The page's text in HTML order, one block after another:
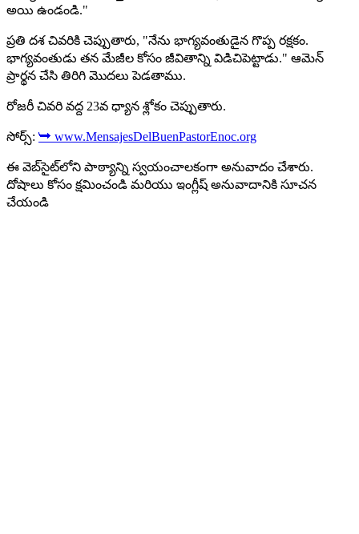
అయి ఉండండి."
ప్రతి దశ చివరికి చెప్పుతారు, "నేను భాగ్యవంతుడైన గొప్ప రక్షకం.
భాగ్యవంతుడు తన మేజీల కోసం జీవితాన్ని విడిచిపెట్టాడు." ఆమెన్
ప్రార్థన చేసి తిరిగి మొదలు పెడతాము.
రోజరీ చివరి వద్ద 23వ ధ్యాన శ్లోకం చెప్పుతారు.
సోర్స్: ➥ www.MensajesDelBuenPastorEnoc.org
ఈ వెబ్‌సైట్‌లోని పాఠ్యాన్ని స్వయంచాలకంగా అనువాదం చేశారు.
దోషాలు కోసం క్షమించండి మరియు ఇంగ్లీష్ అనువాదానికి సూచన
చేయండి